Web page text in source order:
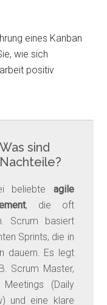
eines Kanban
wie sich
positiv
sind
beliebte agile
, die oft
Scrum basiert
Sprints, die in
dauern. Es legt
Scrum Master,
(Daily
und eine klare